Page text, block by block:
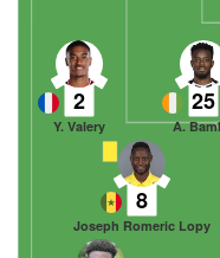
25
A.
2
Y. Valery
8
Joseph Romeric Lopy